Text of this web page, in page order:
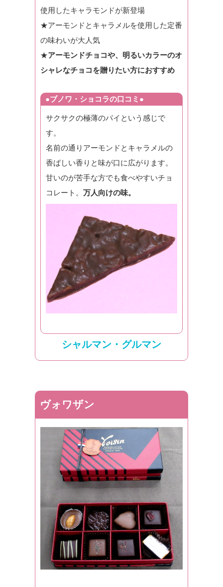
使用したキャラモンドが新登場
★アーモンドとキャラメルを使用した定番
の味わいが大人気
★アーモンドチョコや、明るいカラーのオ
シャレなチョコを贈りたい方におすすめ
●ブノワ・ショコラの口コミ●
サクサクの極薄のパイという感じで
す。
名前の通りアーモンドとキャラメルの
香ばしい香りと味が口に広がります。
甘いのが苦手な方でも食べやすいチョ
コレート。 万人向けの味。
シャルマン・グルマン
ヴォワザン